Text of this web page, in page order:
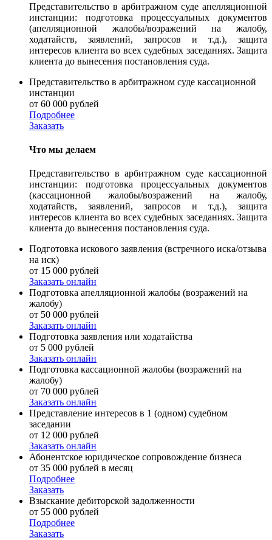
Представительство в арбитражном суде апелляционной
инстанции: подготовка процессуальных документов
(апелляционной жалобы/возражений на жалобу,
ходатайств, заявлений, запросов и т.д.), защита
интересов клиента во всех судебных заседаниях. Защита
клиента до вынесения постановления суда.
Представительство в арбитражном суде кассационной
инстанции
от 60 000 рублей
Подробнее
Заказать
Что мы делаем
Представительство в арбитражном суде кассационной
инстанции: подготовка процессуальных документов
(кассационной жалобы/возражений на жалобу,
ходатайств, заявлений, запросов и т.д.), защита
интересов клиента во всех судебных заседаниях. Защита
клиента до вынесения постановления суда.
Подготовка искового заявления (встречного иска/отзыва
на иск)
от 15 000 рублей
Заказать онлайн
Подготовка апелляционной жалобы (возражений на
жалобу)
от 50 000 рублей
Заказать онлайн
Подготовка заявления или ходатайства
от 5 000 рублей
Заказать онлайн
Подготовка кассационной жалобы (возражений на
жалобу)
от 70 000 рублей
Заказать онлайн
Представление интересов в 1 (одном) судебном
заседании
от 12 000 рублей
Заказать онлайн
Абонентское юридическое сопровождение бизнеса
от 35 000 рублей в месяц
Подробнее
Заказать
Взыскание дебиторской задолженности
от 55 000 рублей
Подробнее
Заказать